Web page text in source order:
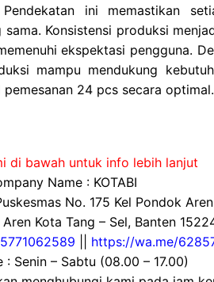
Pendekatan ini memastikan
Konsistensi produksi
ekspektasi pengguna.
mampu mendukung
24 pcs secara optimal.
di bawah untuk info lebih lanjut
Name : KOTABI
No. 175 Kel Pondok
Kota Tang – Sel, Banten
https://wa.me/
: Senin – Sabtu (08.00 – 17.00)